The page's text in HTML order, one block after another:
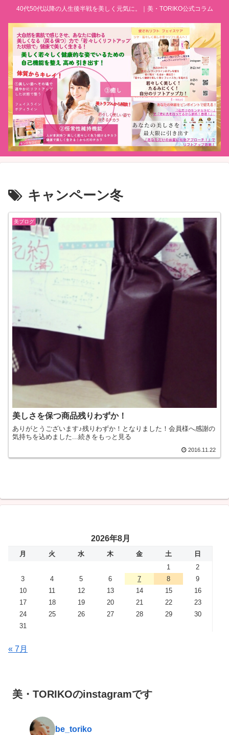
40代50代以降の人生後半戦を美しく元気に。｜美・TORIKO公式コラム
キャンペーン冬
美ブログ
美しさを保つ商品残りわずか！
ありがとうございます♪残りわずか！となりました！会員様へ感謝の
気持ちを込めました...続きをもっと見る
2016.11.22
2026年8月
月 火 水 木 金 土
日
1
2
3
4 5 6 7 8
9
10
11 12 13 14 15
16
17
18 19 20 21 22
23
24
25 26 27 28 29
30
31
« 7月
美・TORIKOのinstagramです
be_toriko